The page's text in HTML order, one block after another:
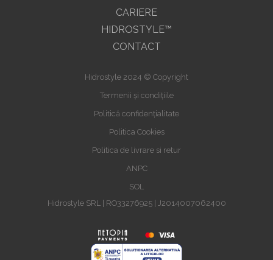
CARIERE
HIDROSTYLE™
CONTACT
Hidrostyle 2024 © Copyright
Termenii și condițiile
Politică confidențialitate
Politica Cookies
Politica de livrare si retur
ANPC
SOL
Hidrostyle SRL | RO33276925 | J2014007062400